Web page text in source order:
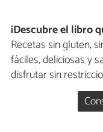
¡Descubre el libro
Recetas sin gluten,
fáciles, deliciosas y
disfrutar sin